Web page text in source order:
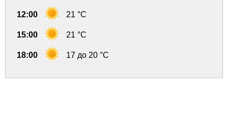
12:00 21 °C
15:00 21 °C
18:00 17 до 20 °C